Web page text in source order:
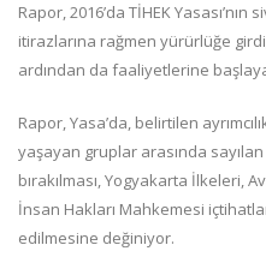
Rapor, 2016’da TİHEK
itirazlarına rağmen yürürlüğe
ardından da faaliyetlerine
Rapor, Yasa’da, belirtilen
yaşayan gruplar arasında sayılan
bırakılması, Yogyakarta İlkeleri,
İnsan Hakları Mahkemesi
edilmesine değiniyor.